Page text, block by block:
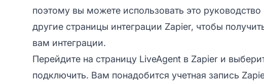
поэтому вы можете использовать это
другие страницы интеграции Zapier, чтобы
вам интеграции.
Перейдите на страницу LiveAgent в Zapier и
подключить. Вам понадобится учетная запись